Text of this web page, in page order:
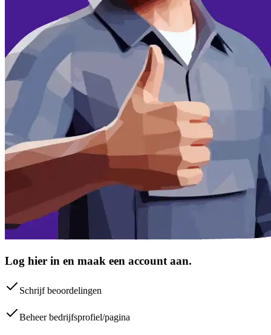
Log hier in en maak een account aan.
Schrijf beoordelingen
Beheer bedrijfsprofiel/pagina